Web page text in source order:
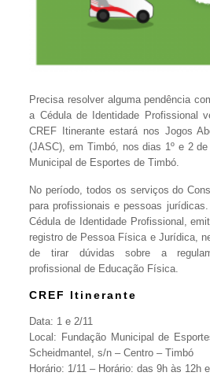
Precisa resolver alguma pendência
a Cédula de Identidade Profissional
CREF Itinerante estará nos Jogos
(JASC), em Timbó, nos dias 1º e 2
Municipal de Esportes de Timbó.
No período, todos os serviços do
para profissionais e pessoas
Cédula de Identidade Profissional,
registro de Pessoa Física e Jurídica,
de tirar dúvidas sobre a
profissional de Educação Física.
CREF Itinerante
Data: 1 e 2/11
Local: Fundação Municipal de
Scheidmantel, s/n – Centro – Timbó
Horário: 1/11 – Horário: das 9h às 12h